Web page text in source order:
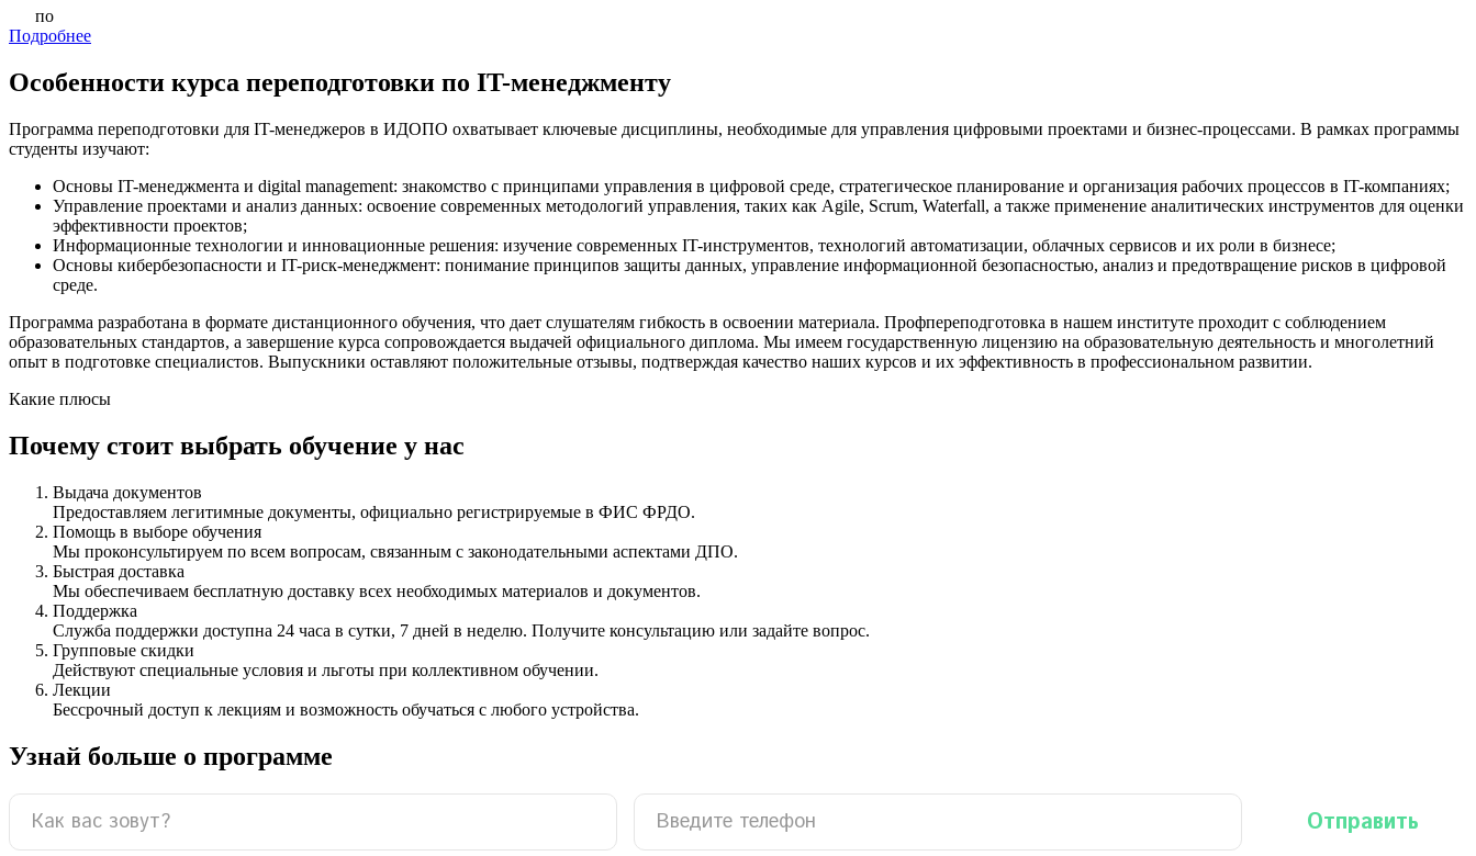
по
Подробнее
Особенности курса переподготовки по IT-менеджменту
Программа переподготовки для IT-менеджеров в ИДОПО охватывает ключевые дисциплины, необходимые для управления цифровыми проектами и бизнес-процессами. В рамках программы
студенты изучают:
Основы IT-менеджмента и digital management: знакомство с принципами управления в цифровой среде, стратегическое планирование и организация рабочих процессов в IT-компаниях;
Управление проектами и анализ данных: освоение современных методологий управления, таких как Agile, Scrum, Waterfall, а также применение аналитических инструментов для оценки
эффективности проектов;
Информационные технологии и инновационные решения: изучение современных IT-инструментов, технологий автоматизации, облачных сервисов и их роли в бизнесе;
Основы кибербезопасности и IT-риск-менеджмент: понимание принципов защиты данных, управление информационной безопасностью, анализ и предотвращение рисков в цифровой
среде.
Программа разработана в формате дистанционного обучения, что дает слушателям гибкость в освоении материала. Профпереподготовка в нашем институте проходит с соблюдением
образовательных стандартов, а завершение курса сопровождается выдачей официального диплома. Мы имеем государственную лицензию на образовательную деятельность и многолетний
опыт в подготовке специалистов. Выпускники оставляют положительные отзывы, подтверждая качество наших курсов и их эффективность в профессиональном развитии.
Какие плюсы
Почему стоит выбрать обучение у нас
Выдача документов
Предоставляем легитимные документы, официально регистрируемые в ФИС ФРДО.
Помощь в выборе обучения
Мы проконсультируем по всем вопросам, связанным с законодательными аспектами ДПО.
Быстрая доставка
Мы обеспечиваем бесплатную доставку всех необходимых материалов и документов.
Поддержка
Служба поддержки доступна 24 часа в сутки, 7 дней в неделю. Получите консультацию или задайте вопрос.
Групповые скидки
Действуют специальные условия и льготы при коллективном обучении.
Лекции
Бессрочный доступ к лекциям и возможность обучаться с любого устройства.
Узнай больше о программе